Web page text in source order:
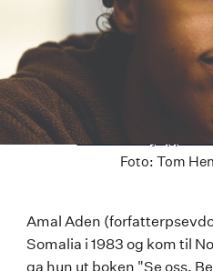
Last ned
Foto: Tom
Amal
Aden
Amal Aden
Somalia i 1983 og kom til
ga hun ut boken "Se oss.